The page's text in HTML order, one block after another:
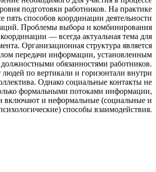
подготовки работников. На практике
пять способов координации деятельности
Проблемы выбора и комбинирования
— всегда актуальная тема для
Организационная структура является
передачи информации, установленным
обязанностями работников.
людей по вертикали и горизонтали внутри
Однако социальные контакты не
формальными потоками информации,
включают и неформальные (социальные и
способы взаимодействия.